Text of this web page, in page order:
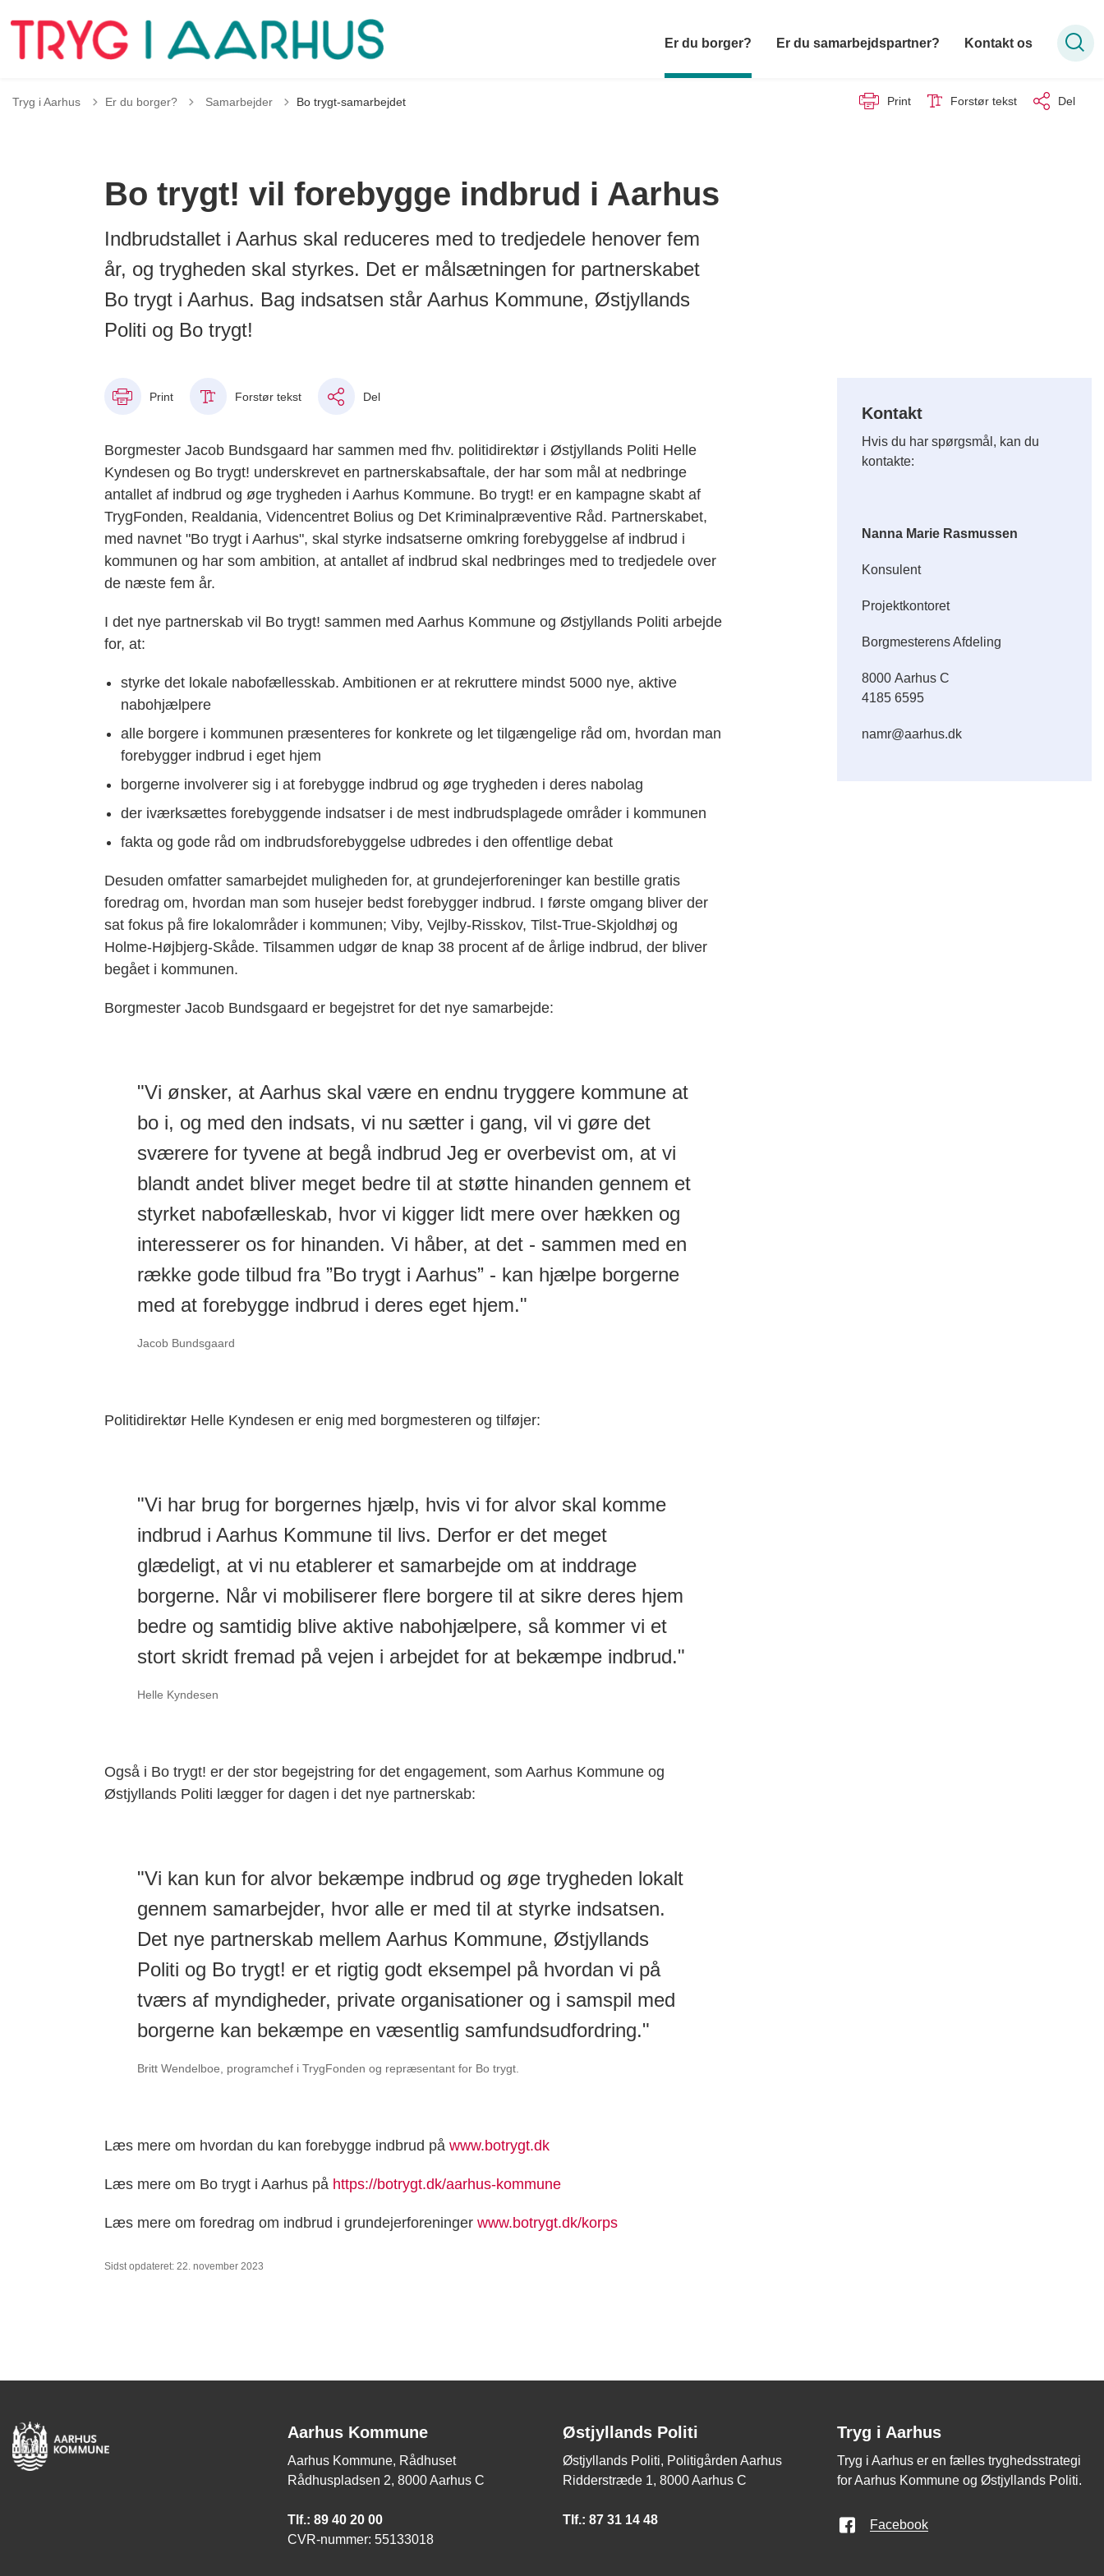
Er du borger? Er du samarbejdspartner? Kontakt os
Tryg i Aarhus Er du borger? Tilbage til
Samarbejder Bo trygt-samarbejdet Print Forstør tekst Del
Bo trygt! vil forebygge indbrud i Aarhus
Indbrudstallet i Aarhus skal reduceres med to tredjedele henover fem
år, og trygheden skal styrkes. Det er målsætningen for partnerskabet
Bo trygt i Aarhus. Bag indsatsen står Aarhus Kommune, Østjyllands
Politi og Bo trygt!
Print Forstør tekst Del
Borgmester Jacob Bundsgaard har sammen med fhv. politidirektør i Østjyllands Politi Helle
Kyndesen og Bo trygt! underskrevet en partnerskabsaftale, der har som mål at nedbringe
antallet af indbrud og øge trygheden i Aarhus Kommune. Bo trygt! er en kampagne skabt af
TrygFonden, Realdania, Videncentret Bolius og Det Kriminalpræventive Råd. Partnerskabet,
med navnet "Bo trygt i Aarhus", skal styrke indsatserne omkring forebyggelse af indbrud i
kommunen og har som ambition, at antallet af indbrud skal nedbringes med to tredjedele over
de næste fem år.
I det nye partnerskab vil Bo trygt! sammen med Aarhus Kommune og Østjyllands Politi arbejde
for, at:
styrke det lokale nabofællesskab. Ambitionen er at rekruttere mindst 5000 nye, aktive
nabohjælpere
alle borgere i kommunen præsenteres for konkrete og let tilgængelige råd om, hvordan man
forebygger indbrud i eget hjem
borgerne involverer sig i at forebygge indbrud og øge trygheden i deres nabolag
der iværksættes forebyggende indsatser i de mest indbrudsplagede områder i kommunen
fakta og gode råd om indbrudsforebyggelse udbredes i den offentlige debat
Desuden omfatter samarbejdet muligheden for, at grundejerforeninger kan bestille gratis
foredrag om, hvordan man som husejer bedst forebygger indbrud. I første omgang bliver der
sat fokus på fire lokalområder i kommunen; Viby, Vejlby-Risskov, Tilst-True-Skjoldhøj og
Holme-Højbjerg-Skåde. Tilsammen udgør de knap 38 procent af de årlige indbrud, der bliver
begået i kommunen.
Borgmester Jacob Bundsgaard er begejstret for det nye samarbejde:
"Vi ønsker, at Aarhus skal være en endnu tryggere kommune at
bo i, og med den indsats, vi nu sætter i gang, vil vi gøre det
sværere for tyvene at begå indbrud Jeg er overbevist om, at vi
blandt andet bliver meget bedre til at støtte hinanden gennem et
styrket nabofælleskab, hvor vi kigger lidt mere over hækken og
interesserer os for hinanden. Vi håber, at det - sammen med en
række gode tilbud fra ”Bo trygt i Aarhus” - kan hjælpe borgerne
med at forebygge indbrud i deres eget hjem."
Jacob Bundsgaard
Politidirektør Helle Kyndesen er enig med borgmesteren og tilføjer:
"Vi har brug for borgernes hjælp, hvis vi for alvor skal komme
indbrud i Aarhus Kommune til livs. Derfor er det meget
glædeligt, at vi nu etablerer et samarbejde om at inddrage
borgerne. Når vi mobiliserer flere borgere til at sikre deres hjem
bedre og samtidig blive aktive nabohjælpere, så kommer vi et
stort skridt fremad på vejen i arbejdet for at bekæmpe indbrud."
Helle Kyndesen
Også i Bo trygt! er der stor begejstring for det engagement, som Aarhus Kommune og
Østjyllands Politi lægger for dagen i det nye partnerskab:
"Vi kan kun for alvor bekæmpe indbrud og øge trygheden lokalt
gennem samarbejder, hvor alle er med til at styrke indsatsen.
Det nye partnerskab mellem Aarhus Kommune, Østjyllands
Politi og Bo trygt! er et rigtig godt eksempel på hvordan vi på
tværs af myndigheder, private organisationer og i samspil med
borgerne kan bekæmpe en væsentlig samfundsudfordring."
Britt Wendelboe, programchef i TrygFonden og repræsentant for Bo trygt.
Læs mere om hvordan du kan forebygge indbrud på www.botrygt.dk
Læs mere om Bo trygt i Aarhus på https://botrygt.dk/aarhus-kommune
Læs mere om foredrag om indbrud i grundejerforeninger www.botrygt.dk/korps
Kontakt
Hvis du har spørgsmål, kan du
kontakte:
Nanna Marie Rasmussen
Konsulent
Projektkontoret
Borgmesterens Afdeling
8000 Aarhus C
4185 6595
namr@aarhus.dk
Sidst opdateret: 22. november 2023
Aarhus Kommune
Aarhus Kommune, Rådhuset
Rådhuspladsen 2, 8000 Aarhus C
Tlf.: 89 40 20 00
CVR-nummer: 55133018
Østjyllands Politi
Østjyllands Politi, Politigården Aarhus
Ridderstræde 1, 8000 Aarhus C
Tlf.: 87 31 14 48
Tryg i Aarhus
Tryg i Aarhus er en fælles tryghedsstrategi
for Aarhus Kommune og Østjyllands Politi.
Facebook